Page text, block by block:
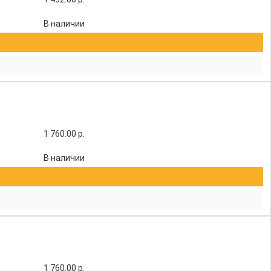
В наличии
1 760.00 р.
В наличии
1 760.00 р.